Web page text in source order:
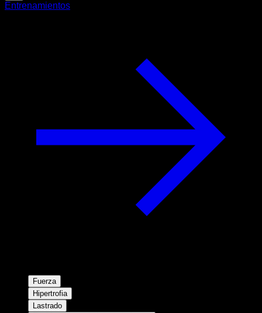
Entrenamientos
Fuerza
Hipertrofia
Lastrado